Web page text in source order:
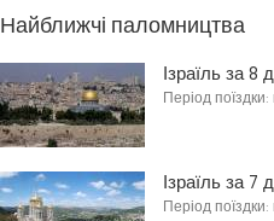
Найближчі паломництва
Ізраїль за 8
Період
Ізраїль за 7
Період